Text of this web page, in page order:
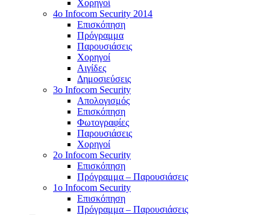
Χορηγοί
4ο Infocom Security 2014
Επισκόπηση
Πρόγραμμα
Παρουσιάσεις
Χορηγοί
Αιγίδες
Δημοσιεύσεις
3o Infocom Security
Απολογισμός
Επισκόπηση
Φωτογραφίες
Παρουσιάσεις
Χορηγοί
2o Infocom Security
Επισκόπηση
Πρόγραμμα – Παρουσιάσεις
1ο Infocom Security
Επισκόπηση
Πρόγραμμα – Παρουσιάσεις